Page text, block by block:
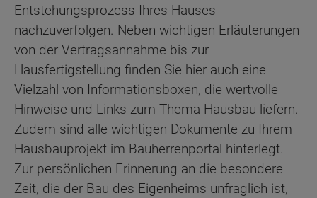
Entstehungsprozess Ihres Hauses
nachzuverfolgen. Neben wichtigen Erläuterungen
von der Vertragsannahme bis zur
Hausfertigstellung finden Sie hier auch eine
Vielzahl von Informationsboxen, die wertvolle
Hinweise und Links zum Thema Hausbau liefern.
Zudem sind alle wichtigen Dokumente zu Ihrem
Hausbauprojekt im Bauherrenportal hinterlegt.
Zur persönlichen Erinnerung an die besondere
Zeit, die der Bau des Eigenheims unfraglich ist,